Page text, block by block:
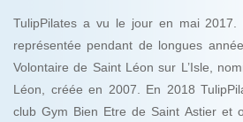
TulipPilates a vu le jour en mai
représentée pendant de longues
Volontaire de Saint Léon sur L’Isle,
Léon, créée en 2007. En 2018
club Gym Bien Etre de Saint Astier et